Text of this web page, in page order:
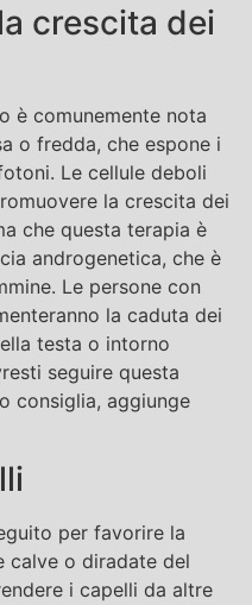
crescita dei
è comunemente nota
o fredda, che espone i
Le cellule deboli
la crescita dei
che questa terapia è
androgenetica, che è
Le persone con
la caduta dei
testa o intorno
seguire questa
consiglia, aggiunge
per favorire la
calve o diradate del
i capelli da altre